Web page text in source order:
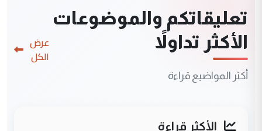
تعليقاتكم والموضوعات
الأكثر تداولاً
أكثر المواضيع قراءة
عرض
الكل
الأكثر قراءة